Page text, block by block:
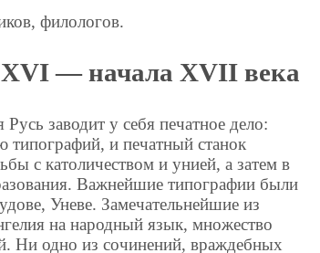
филологов.
— начала XVII века
заводит у себя печатное дело:
типографий, и печатный станок
с католичеством и унией, а затем в
Важнейшие типографии были
Уневе. Замечательнейшие из
на народный язык, множество
Ни одно из сочинений, враждебных